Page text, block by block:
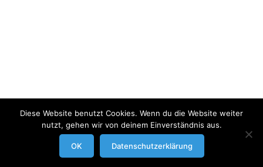
modrowgrafie.de © 2023 | Impressum/Datenschutzerklaerung
Businessportraits
Diese Website benutzt Cookies. Wenn du die Website weiter
nutzt, gehen wir von deinem Einverständnis aus.
OK Datenschutzerklärung